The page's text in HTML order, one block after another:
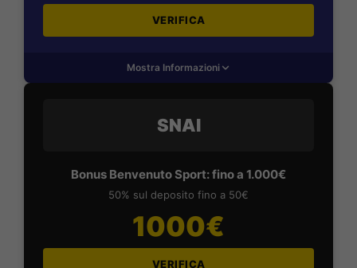
VERIFICA
Mostra Informazioni
SNAI
Bonus Benvenuto Sport: fino a 1.000€
50% sul deposito fino a 50€
1000€
VERIFICA